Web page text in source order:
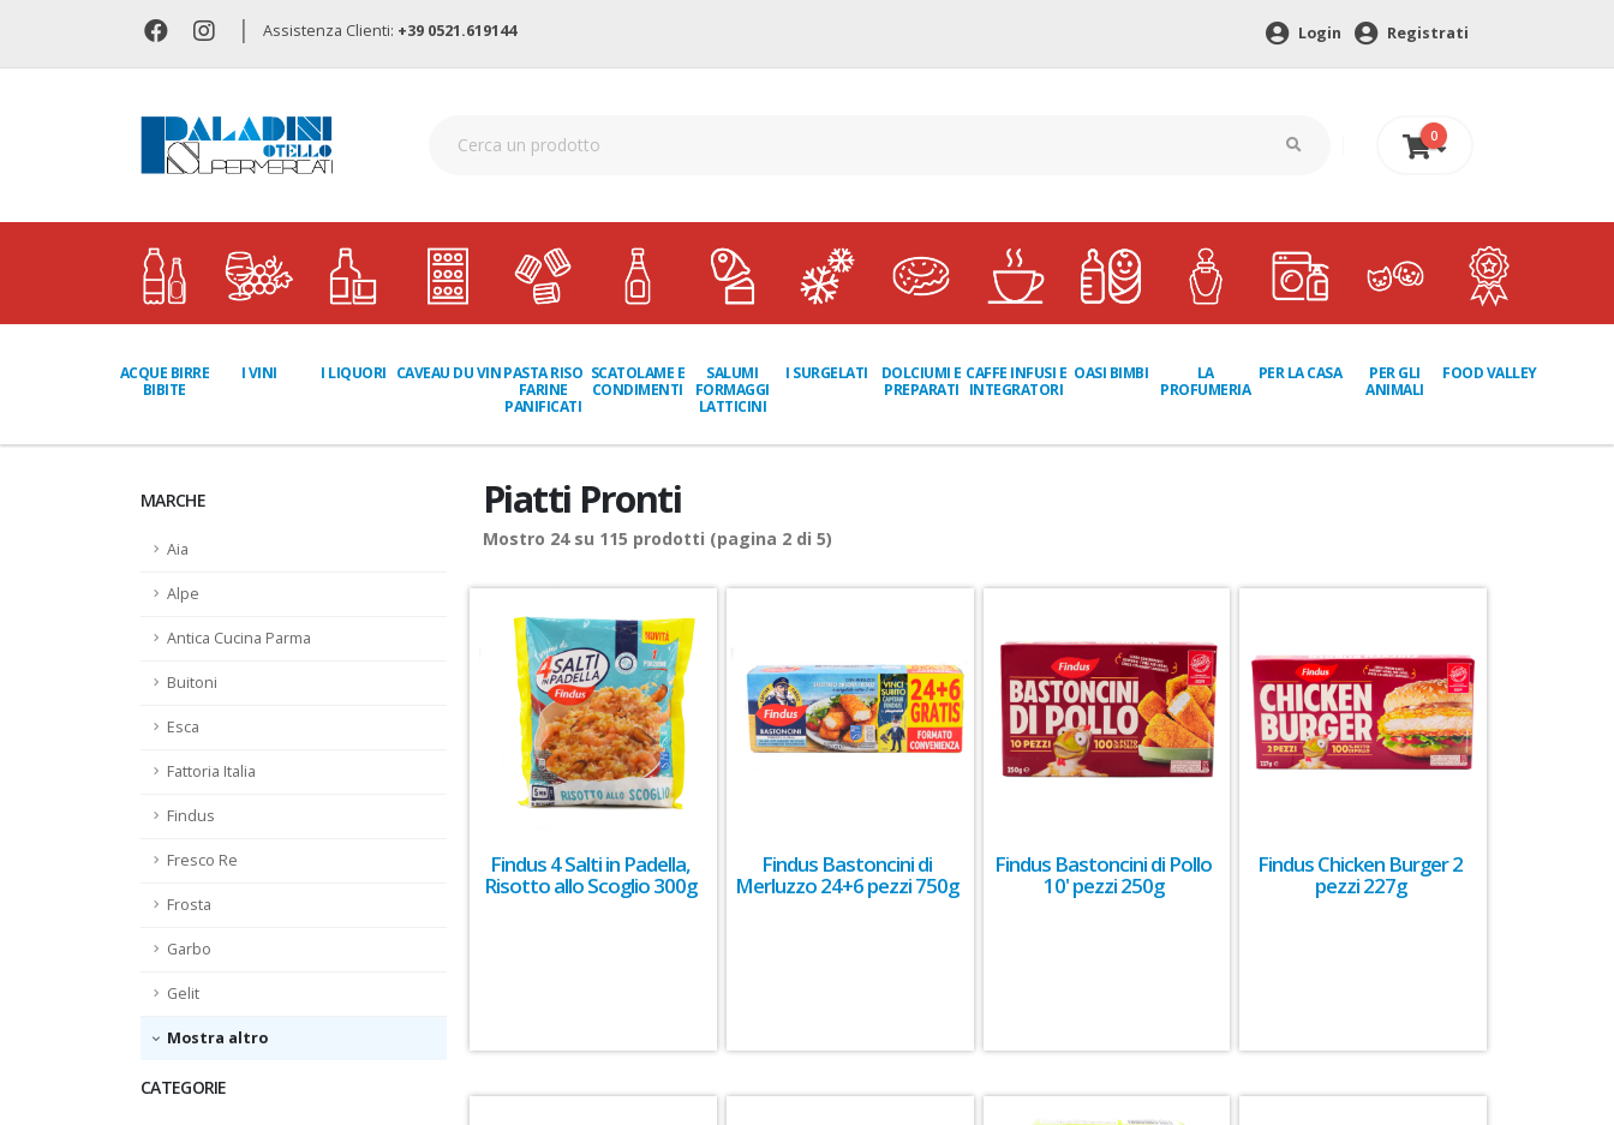
| Assistenza Clienti: +39 0521.619144 Login Registrati
0
0 €
ACQUE BIRRE
BIBITE
I VINI I LIQUORI CAVEAU DU VINPASTA RISO
FARINE
PANIFICATI
SCATOLAME E
CONDIMENTI
SALUMI
FORMAGGI
LATTICINI
I SURGELATI
DOLCIUMI E
PREPARATI
CAFFE INFUSI E
INTEGRATORI
OASI BIMBI
LA
PROFUMERIA
PER LA CASA
PER GLI
ANIMALI
FOOD VALLEY
MARCHE
Aia
Alpe
Antica Cucina Parma
Buitoni
Esca
Fattoria Italia
Findus
Fresco Re
Frosta
Garbo
Gelit
Mostra
CATEGORIE
Piatti Pronti
Mostro 24su 115 prodotti (pagina 2 di 5)
Findus 4 Salti in Padella,
Risotto allo Scoglio 300g
Findus Bastoncini di
Merluzzo 24+6 pezzi 750g
Findus Bastoncini di Pollo
10' pezzi 250g
Findus Chicken Burger 2
pezzi 227g